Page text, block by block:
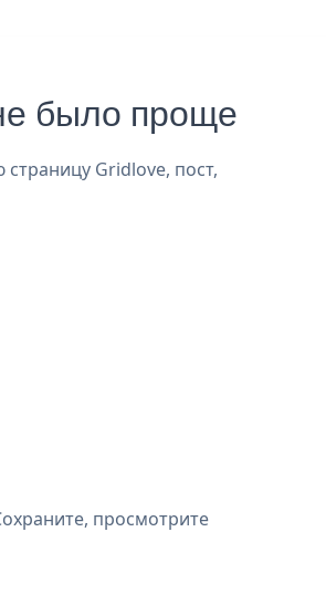
было проще
Gridlove, пост,
просмотрите